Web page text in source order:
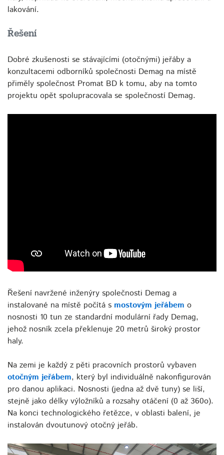
lakování.
Řešení
Dobré zkušenosti se stávajícími (otočnými) jeřáby a
konzultacemi odborníků společnosti Demag na místě
přiměly společnost Promat BD k tomu, aby na tomto
projektu opět spolupracovala se společností Demag.
Řešení navržené inženýry společnosti Demag a
instalované na místě počítá s mostovým jeřábem o
nosnosti 10 tun ze standardní modulární řady Demag,
jehož nosník zcela překlenuje 20 metrů široký prostor
haly.
Na zemi je každý z pěti pracovních prostorů vybaven
otočným jeřábem, který byl individuálně nakonfigurován
pro danou aplikaci. Nosnosti (jedna až dvě tuny) se liší,
stejně jako délky výložníků a rozsahy otáčení (0 až 360o).
Na konci technologického řetězce, v oblasti balení, je
instalován dvoutunový otočný jeřáb.